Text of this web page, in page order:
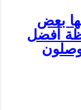
بعض
أفضل